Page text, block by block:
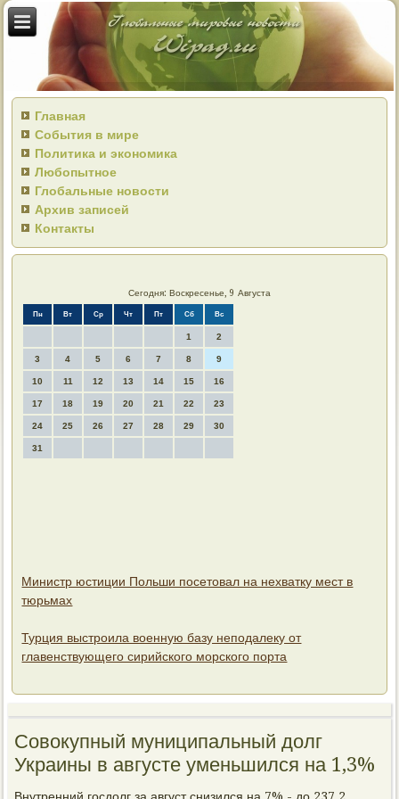
Главная
События в мире
Политика и экономика
Любопытное
Глобальные новости
Архив записей
Контакты
Сегодня: Воскресенье, 9 Августа
Пн Вт Ср Чт Пт Сб Вс
1 2
3 4 5 6 7 8 9
10 11 12 13 14 15 16
17 18 19 20 21 22 23
24 25 26 27 28 29 30
31
Министр юстиции Польши посетовал на нехватку мест в
тюрьмах
Турция выстроила военную базу неподалеку от
главенствующего сирийского морского порта
Совокупный муниципальный долг
Украины в августе уменьшился на 1,3%